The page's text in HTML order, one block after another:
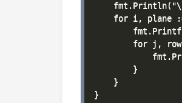
for i, plane
for j,
        }
    }